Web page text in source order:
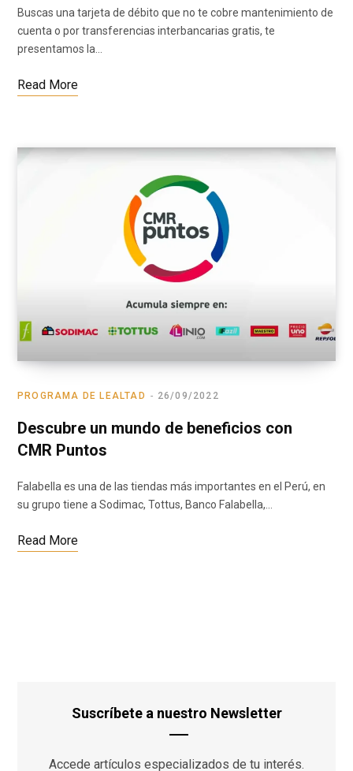
Buscas una tarjeta de débito que no te cobre mantenimiento de
cuenta o por transferencias interbancarias gratis, te
presentamos la…
Read More
PROGRAMA DE LEALTAD 26/09/2022
Descubre un mundo de beneficios con
CMR Puntos
Falabella es una de las tiendas más importantes en el Perú, en
su grupo tiene a Sodimac, Tottus, Banco Falabella,…
Read More
Suscríbete a nuestro Newsletter
Accede artículos especializados de tu interés.